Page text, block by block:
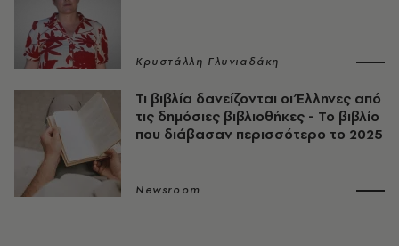
Κρυστάλλη Γλυνιαδάκη
Τι βιβλία δανείζονται οι Έλληνες από
τις δημόσιες βιβλιοθήκες - Το βιβλίο
που διάβασαν περισσότερο το 2025
Newsroom